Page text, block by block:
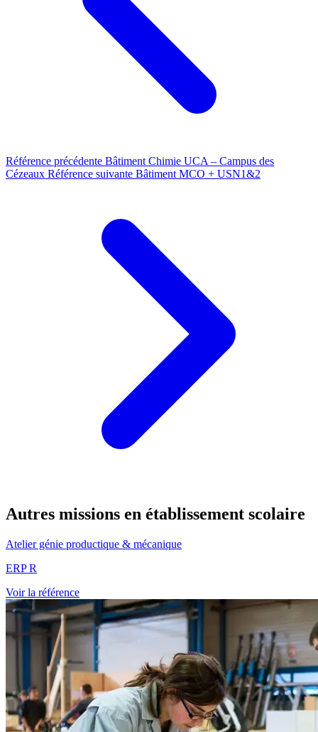
Référence précédente Bâtiment Chimie UCA – Campus des
Cézeaux Référence suivante Bâtiment MCO + USN1&2
Autres missions en établissement scolaire
Atelier génie productique & mécanique
ERP R
Voir la référence